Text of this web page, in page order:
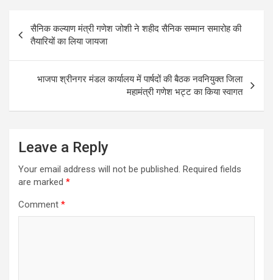
Post
navigation
सैनिक कल्याण मंत्री गणेश जोशी ने शहीद सैनिक सम्मान समारोह की
तैयारियों का लिया जायजा
भाजपा श्रीनगर मंडल कार्यालय में पार्षदों की बैठक नवनियुक्त जिला
महामंत्री गणेश भट्ट का किया स्वागत
Leave a Reply
Your email address will not be published. Required fields
are marked *
Comment *